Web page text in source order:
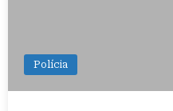
Polícia